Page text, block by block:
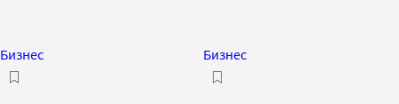
Бизнес Бизнес